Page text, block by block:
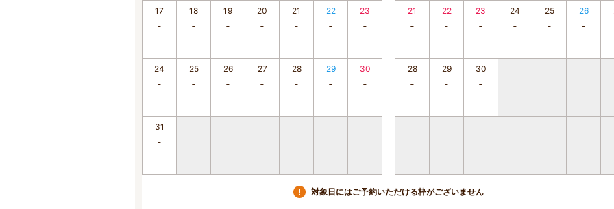
17 18 19 20 21 22 23
24 25 26 27 28 29 30
31
21 22 23 24 25 26
28 29 30
対象日にはご予約いただける枠がございません